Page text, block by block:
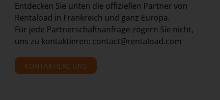
Ressourcen
Kontakt
Kalender
Entdecken Sie unten die offiziellen Partner von
Rentaload in Frankreich und ganz Europa.
Für jede Partnerschaftsanfrage zögern Sie nicht,
uns zu kontaktieren: contact@rentaload.com
KONTAKTIERE UNS